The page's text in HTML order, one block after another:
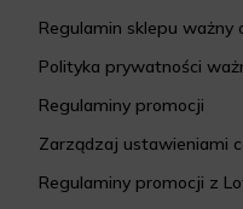
Regulamin sklepu ważny
Polityka prywatności
Regulaminy promocji
Zarządzaj ustawieniami
Regulaminy promocji z